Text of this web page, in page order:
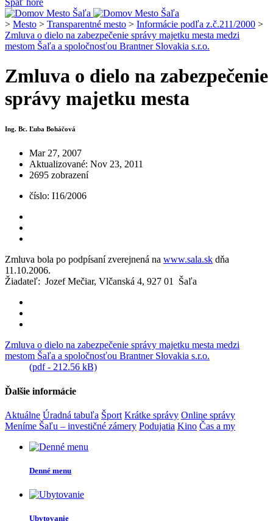
Späť hore
> Mesto > Transparentné mesto > Informácie podľa z.č.211/2000 >
Zmluva o dielo na zabezpečenie správy majetku mesta medzi
mestom Šaľa a spoločnosťou Brantner Slovakia s.r.o.
Zmluva o dielo na zabezpečenie
správy majetku mesta
Ing. Bc. Ľuba Boháčová
Mar 27, 2007
Aktualizované: Nov 23, 2011
2695 zobrazení
číslo: I16/2006
Zmluva bola po podpísaní zverejnená na www.sala.sk dňa
11.10.2006.
Žiadateľ: Jozef Mečiar, Vlčanská 4, 927 01 Šaľa
Zmluva o dielo na zabezpečenie správy majetku mesta medzi
mestom Šaľa a spoločnosťou Brantner Slovakia s.r.o.
(pdf - 212.56 kB)
Ďalšie informácie
Aktuálne Úradná tabuľa Šport Krátke správy Online správy
Meníme Šaľu – investičné zámery Podujatia Kino Čas a my
Denné menu
Ubytovanie